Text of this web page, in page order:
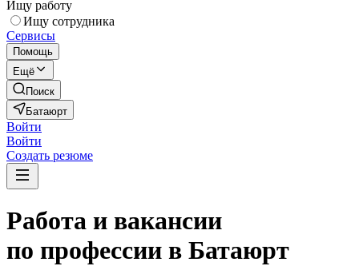
Ищу работу
Ищу сотрудника
Сервисы
Помощь
Ещё
Поиск
Батаюрт
Войти
Войти
Создать резюме
Работа и вакансии
по профессии в Батаюрт